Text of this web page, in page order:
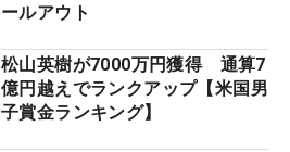
ールアウト
松山英樹が7000万円獲得 通算7
億円越えでランクアップ【米国男
子賞金ランキング】